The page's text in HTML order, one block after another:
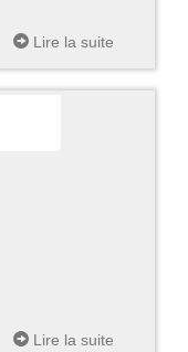
Lire la suite
Lire la suite